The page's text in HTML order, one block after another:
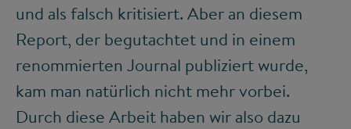
und als falsch kritisiert. Aber an diesem
Report, der begutachtet und in einem
renommierten Journal publiziert wurde,
kam man natürlich nicht mehr vorbei.
Durch diese Arbeit haben wir also dazu